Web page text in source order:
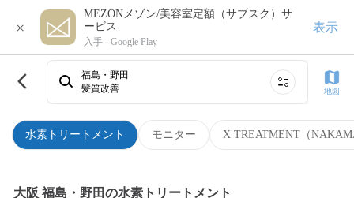
×
MEZONメゾン/美容室定額（サブスク）サ
ービス
入手 - Google Play
表示
水素トリートメント モニター X TREATMENT（
福島・野田
髪質改善
地図
大阪 福島・野田の水素トリートメント